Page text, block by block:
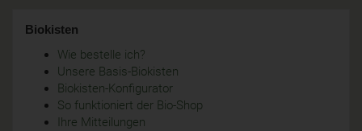
Biokisten
Wie bestelle ich?
Unsere Basis-Biokisten
Biokisten-Konfigurator
So funktioniert der Bio-Shop
Ihre Mitteilungen